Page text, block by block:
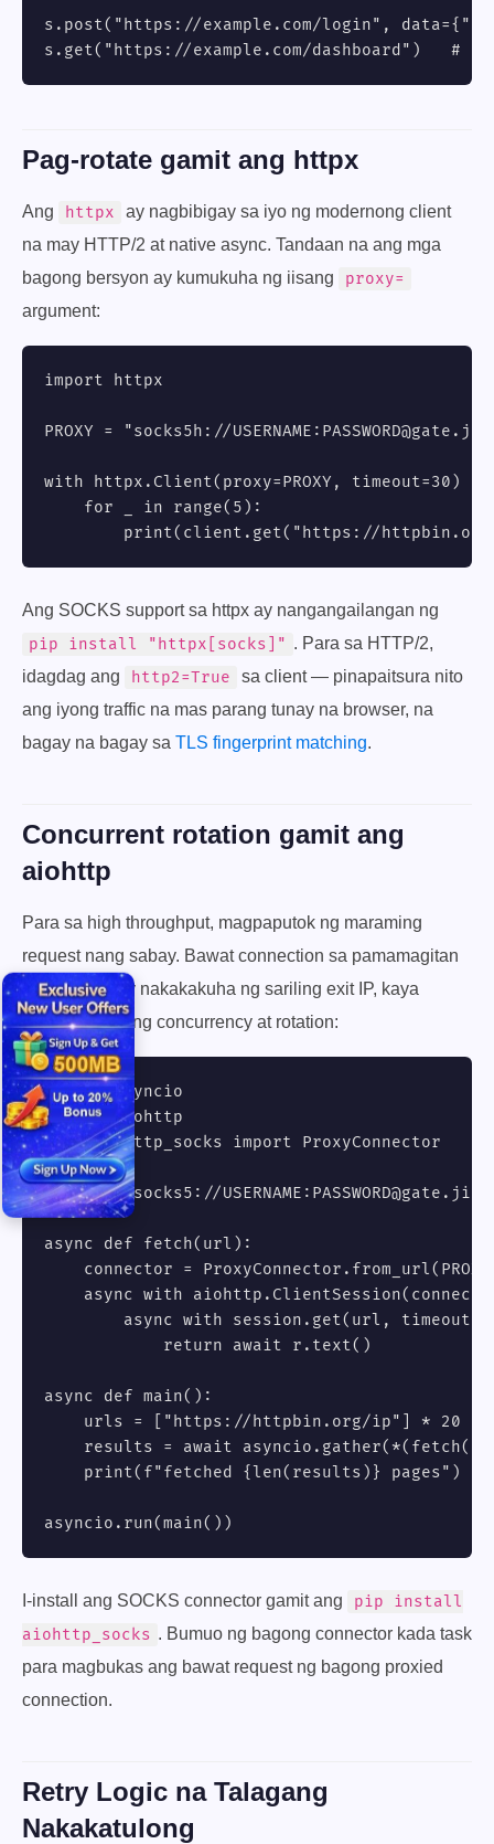
s.post("https://example.com/login",
s.get("https://example.com/dashboard")   #
Pag-rotate gamit ang httpx
Ang httpx
ay nagbibigay sa iyo ng modernong client
na may HTTP/2 at native async. Tandaan na ang mga
bagong bersyon ay kumukuha ng iisang
proxy=
argument:
import httpx
PROXY = "socks5h://USERNAME:
with httpx.Client(proxy=PROXY, timeout=30)
    for _ in range(5):
print(client.get("https://
Ang SOCKS support sa httpx ay nangangailangan ng
pip install "httpx[socks]" . Para sa HTTP/2,
idagdag ang
http2=True
sa client — pinapaitsura nito
ang iyong traffic na mas parang tunay na browser, na
bagay na bagay sa TLS fingerprint matching.
Concurrent rotation gamit ang
aiohttp
Para sa high throughput, magpaputok ng maraming
request nang sabay. Bawat connection sa pamamagitan
ng gateway ay nakakakuha ng sariling exit IP, kaya
magkasama ang concurrency at rotation:
import asyncio
import aiohttp
from aiohttp_socks import ProxyConnector
PROXY = "socks5://USERNAME:
async def fetch(url):
connector =
async with
async with session.get(url,
            return await r.text()
async def main():
    urls = ["https://httpbin.org/ip"] * 20
results = await
    print(f"fetched {len(results)} pages")
asyncio.run(main())
I-install ang SOCKS connector gamit ang
pip install
aiohttp_socks . Bumuo ng bagong connector kada task
para magbukas ang bawat request ng bagong proxied
connection.
Retry Logic na Talagang
Nakakatulong